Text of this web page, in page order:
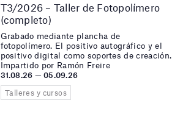
T3/2026 – Taller de Fotopolímero
(completo)
Grabado mediante plancha de
fotopolímero. El positivo autográfico y el
positivo digital como soportes de creación.
Impartido por Ramón Freire
31.08.26 — 05.09.26
Talleres y cursos